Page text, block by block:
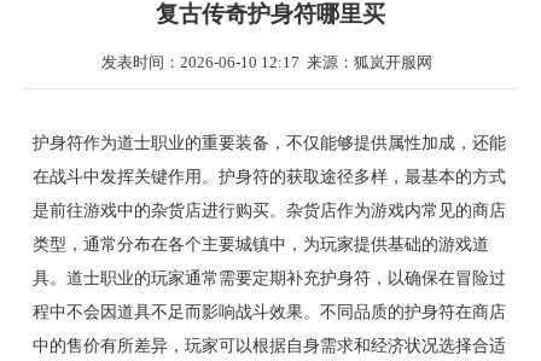
复古传奇护身符哪里买
发表时间：2026-06-10 12:17 来源：狐岚开服网
护身符作为道士职业的重要装备，不仅能够提供属性加成，还能
在战斗中发挥关键作用。护身符的获取途径多样，最基本的方式
是前往游戏中的杂货店进行购买。杂货店作为游戏内常见的商店
类型，通常分布在各个主要城镇中，为玩家提供基础的游戏道
具。道士职业的玩家通常需要定期补充护身符，以确保在冒险过
程中不会因道具不足而影响战斗效果。不同品质的护身符在商店
中的售价有所差异，玩家可以根据自身需求和经济状况选择合适